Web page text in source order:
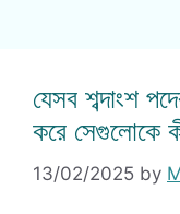
যেসব শব্দাংশ
করে সেগুলোকে
13/02/2025 by